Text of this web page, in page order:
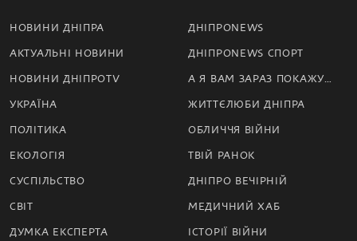
НОВИНИ ДНІПРА
АКТУАЛЬНІ НОВИНИ
НОВИНИ ДНІПРОTV
УКРАЇНА
ПОЛІТИКА
ЕКОЛОГІЯ
СУСПІЛЬСТВО
СВІТ
ДУМКА ЕКСПЕРТА
ДНІПРОNEWS
ДНІПРОNEWS СПОРТ
А Я ВАМ ЗАРАЗ ПОКАЖУ…
ЖИТТЄЛЮБИ ДНІПРА
ОБЛИЧЧЯ ВІЙНИ
ТВІЙ РАНОК
ДНІПРО ВЕЧІРНІЙ
МЕДИЧНИЙ ХАБ
ІСТОРІЇ ВІЙНИ